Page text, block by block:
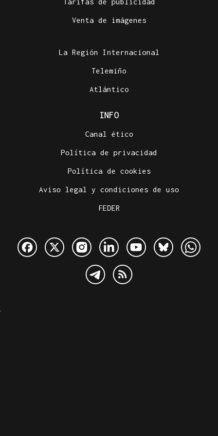
Venta de imágenes
La Región Internacional
Telemiño
Atlántico
INFO
Canal ético
Política de privacidad
Política de cookies
Aviso legal y condiciones de uso
FEDER